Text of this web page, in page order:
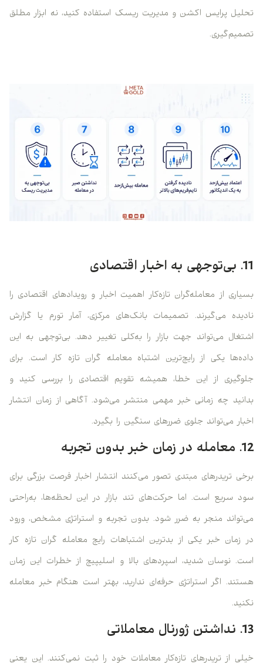
تحلیل پرایس اکشن و مدیریت ریسک استفاده کنید، نه ابزار مطلق
تصمیم‌گیری.
11. بی‌توجهی به اخبار اقتصادی
بسیاری از معامله‌گران تازه‌کار اهمیت اخبار و رویدادهای اقتصادی را
نادیده می‌گیرند. تصمیمات بانک‌های مرکزی، آمار تورم یا گزارش
اشتغال می‌تواند جهت بازار را به‌کلی تغییر دهد. بی‌توجهی به این
داده‌ها یکی از رایج‌ترین اشتباه معامله گران تازه کار است. برای
جلوگیری از این خطا، همیشه تقویم اقتصادی را بررسی کنید و
بدانید چه زمانی خبر مهمی منتشر می‌شود. آگاهی از زمان انتشار
اخبار می‌تواند جلوی ضررهای سنگین را بگیرد.
12. معامله در زمان خبر بدون تجربه
برخی تریدرهای مبتدی تصور می‌کنند انتشار اخبار فرصت بزرگی برای
سود سریع است. اما حرکت‌های تند بازار در این لحظه‌ها، به‌راحتی
می‌تواند منجر به ضرر شود. بدون تجربه و استراتژی مشخص، ورود
در زمان خبر یکی از بدترین اشتباهات رایج معامله گران تازه کار
است. نوسان شدید، اسپردهای بالا و اسلیپیج از خطرات این زمان
هستند. اگر استراتژی حرفه‌ای ندارید، بهتر است هنگام خبر معامله
نکنید.
13. نداشتن ژورنال معاملاتی
خیلی از تریدرهای تازه‌کار معاملات خود را ثبت نمی‌کنند. این یعنی